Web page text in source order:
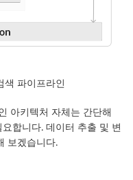
색 파이프라인
아키텍처 자체는 간단해
합니다. 데이터 추출 및 변
보겠습니다.